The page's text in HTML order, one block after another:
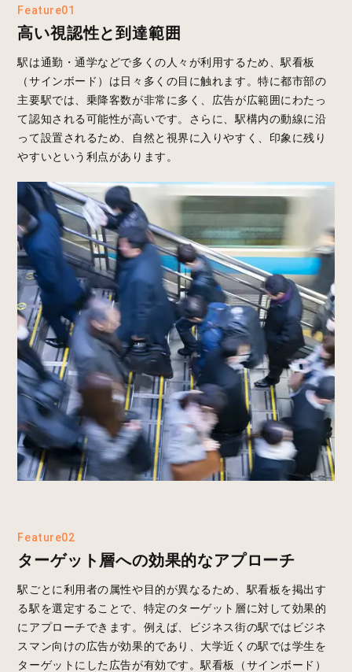
Feature01
高い視認性と到達範囲
駅は通勤・通学などで多くの人々が利用するため、駅看板
（サインボード）は日々多くの目に触れます。特に都市部の
主要駅では、乗降客数が非常に多く、広告が広範囲にわたっ
て認知される可能性が高いです。さらに、駅構内の動線に沿
って設置されるため、自然と視界に入りやすく、印象に残り
やすいという利点があります。
Feature02
ターゲット層への効果的なアプローチ
駅ごとに利用者の属性や目的が異なるため、駅看板を掲出す
る駅を選定することで、特定のターゲット層に対して効果的
にアプローチできます。例えば、ビジネス街の駅ではビジネ
スマン向けの広告が効果的であり、大学近くの駅では学生を
ターゲットにした広告が有効です。駅看板（サインボード）